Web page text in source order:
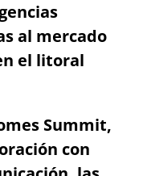
al mercado
el litoral
Summit,
con